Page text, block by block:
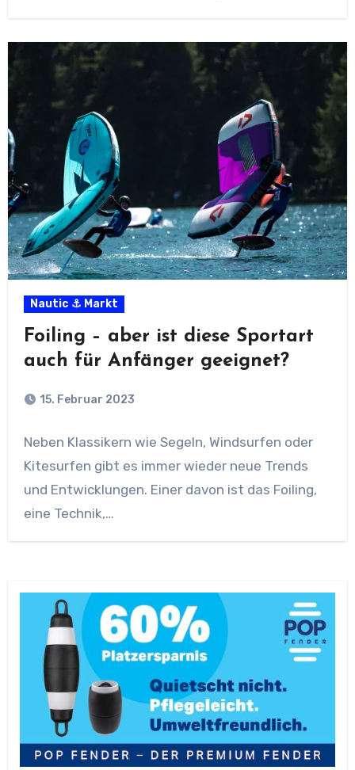
Nautic ⚓ Markt
Foiling – aber ist diese Sportart
auch für Anfänger geeignet?
15. Februar 2023
Neben Klassikern wie Segeln, Windsurfen oder
Kitesurfen gibt es immer wieder neue Trends
und Entwicklungen. Einer davon ist das Foiling,
eine Technik,…